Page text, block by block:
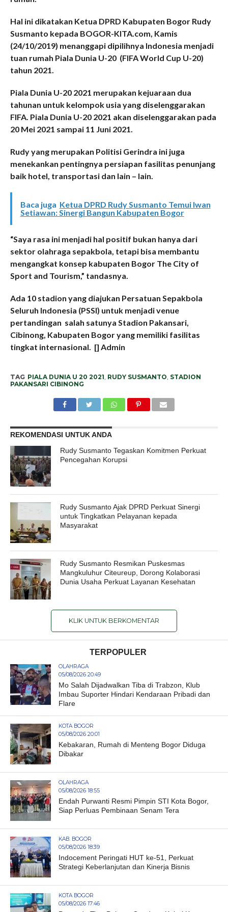
Hal ini dikatakan Ketua DPRD Kabupaten Bogor Rudy
Susmanto kepada BOGOR-KITA.com, Kamis
(24/10/2019) menanggapi dipilihnya Indonesia menjadi
tuan rumah Piala Dunia U-20 (FIFA World Cup U-20)
tahun 2021.
Piala Dunia U-20 2021 merupakan kejuaraan dua
tahunan untuk kelompok usia yang diselenggarakan
FIFA. Piala Dunia U-20 2021 akan diselenggarakan pada
20 Mei 2021 sampai 11 Juni 2021.
Rudy yang merupakan Politisi Gerindra ini juga
menekankan pentingnya persiapan fasilitas penunjang
baik hotel, transportasi dan lain – lain.
Baca juga Ketua DPRD Rudy Susmanto Temui Iwan
Setiawan: Sinergi Bangun Kabupaten Bogor
“Saya rasa ini menjadi hal positif bukan hanya dari
sektor olahraga sepakbola, tetapi bisa membantu
mengangkat konsep kabupaten Bogor The City of
Sport and Tourism,” tandasnya.
Ada 10 stadion yang diajukan Persatuan Sepakbola
Seluruh Indonesia (PSSI) untuk menjadi venue
pertandingan salah satunya Stadion Pakansari,
Cibinong, Kabupaten Bogor yang memiliki fasilitas
tingkat internasional. [] Admin
TAG PIALA DUNIA U 20 2021, RUDY SUSMANTO, STADION
PAKANSARI CIBINONG
REKOMENDASI UNTUK ANDA
Rudy Susmanto Tegaskan Komitmen Perkuat
Pencegahan Korupsi
Rudy Susmanto Ajak DPRD Perkuat Sinergi
untuk Tingkatkan Pelayanan kepada
Masyarakat
Rudy Susmanto Resmikan Puskesmas
Mangkuluhur Citeureup, Dorong Kolaborasi
Dunia Usaha Perkuat Layanan Kesehatan
KLIK UNTUK BERKOMENTAR
TERPOPULER
OLAHRAGA
05/08/2026 20:49
Mo Salah Dijadwalkan Tiba di Trabzon, Klub
Imbau Suporter Hindari Kendaraan Pribadi dan
Flare
KOTA BOGOR
05/08/2026 20:01
Kebakaran, Rumah di Menteng Bogor Diduga
Dibakar
OLAHRAGA
05/08/2026 18:55
Endah Purwanti Resmi Pimpin STI Kota Bogor,
Siap Perluas Pembinaan Senam Tera
KAB. BOGOR
05/08/2026 18:39
Indocement Peringati HUT ke-51, Perkuat
Strategi Keberlanjutan dan Kinerja Bisnis
KOTA BOGOR
05/08/2026 17:46